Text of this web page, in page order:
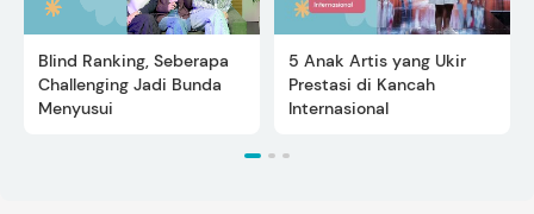
Blind Ranking, Seberapa
Challenging Jadi Bunda
Menyusui
5 Anak Artis yang Ukir
Prestasi di Kancah
Internasional